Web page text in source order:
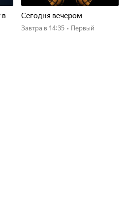
в
Сегодня вечером
Завтра в 14:35 • Первый